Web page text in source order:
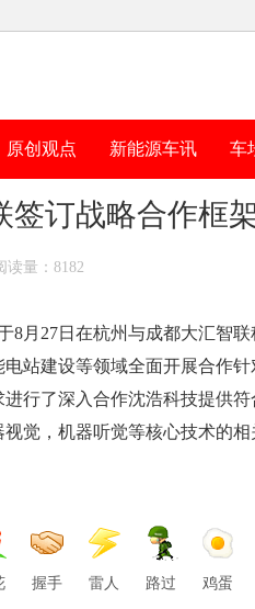
原创观点 新能源车讯 车
订战略合作框
读量：8182
8月27日在杭州与成都大汇智
站建设等领域全面开展合作
行了深入合作沈浩科技提供
觉，机器听觉等核心技术的
握手 雷人 路过 鸡蛋